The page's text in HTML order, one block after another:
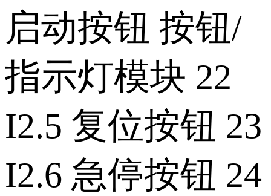
启动按钮 按钮/
指示灯模块 22
I2.5 复位按钮 23
I2.6 急停按钮 24